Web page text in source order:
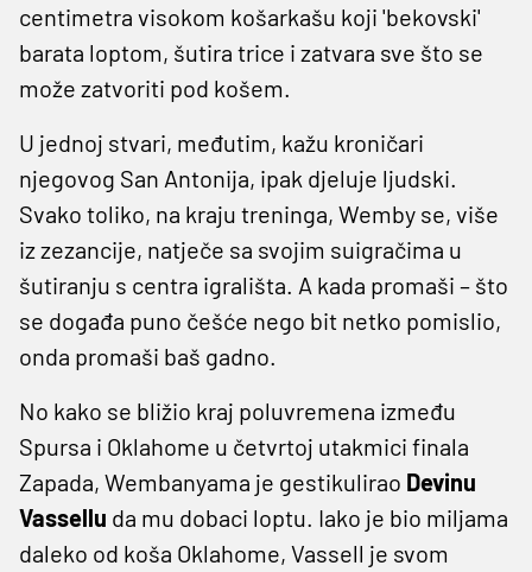
centimetra visokom košarkašu koji 'bekovski'
barata loptom, šutira trice i zatvara sve što se
može zatvoriti pod košem.
U jednoj stvari, međutim, kažu kroničari
njegovog San Antonija, ipak djeluje ljudski.
Svako toliko, na kraju treninga, Wemby se, više
iz zezancije, natječe sa svojim suigračima u
šutiranju s centra igrališta. A kada promaši – što
se događa puno češće nego bit netko pomislio,
onda promaši baš gadno.
No kako se bližio kraj poluvremena između
Spursa i Oklahome u četvrtoj utakmici finala
Zapada, Wembanyama je gestikulirao Devinu
Vassellu da mu dobaci loptu. Iako je bio miljama
daleko od koša Oklahome, Vassell je svom